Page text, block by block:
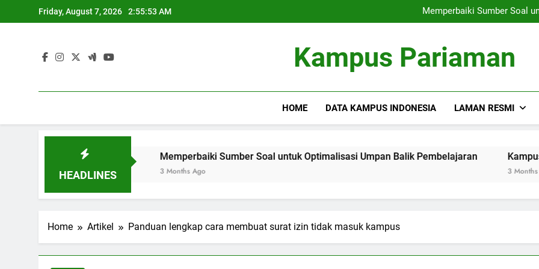
to
Friday, August 7, 2026 2:55:54 AM
Memperbaiki Sumber Soal
Memperbaiki Sumber Soal
Kampus Pariaman
HOME DATA KAMPUS INDONESIA LAMAN RESMI
HEADLINES
Memperbaiki Sumber Soal untuk Optimalisasi Umpan Balik Pembelajaran
3 Months Ago
Kampus Virtual:
Home Artikel Panduan lengkap cara membuat surat izin tidak masuk kampus